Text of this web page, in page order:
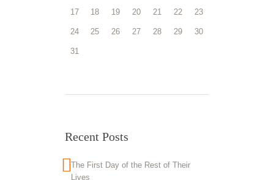
17 18 19 20 21 22 23
24 25 26 27 28 29 30
31
Recent Posts
The First Day of the Rest of Their
Lives